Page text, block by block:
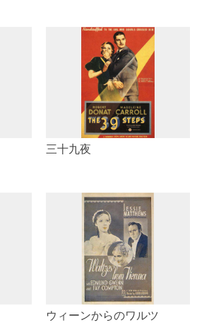
三十九夜
ウィーンからのワルツ